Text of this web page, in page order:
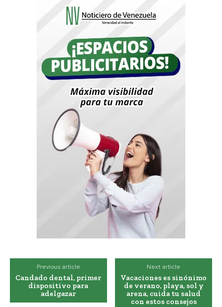
Previous article
Candado dental, primer
dispositivo para
adelgazar
Next article
Vacaciones es sinónimo
de verano, playa, sol y
arena, cuida tu salud
con estos consejos